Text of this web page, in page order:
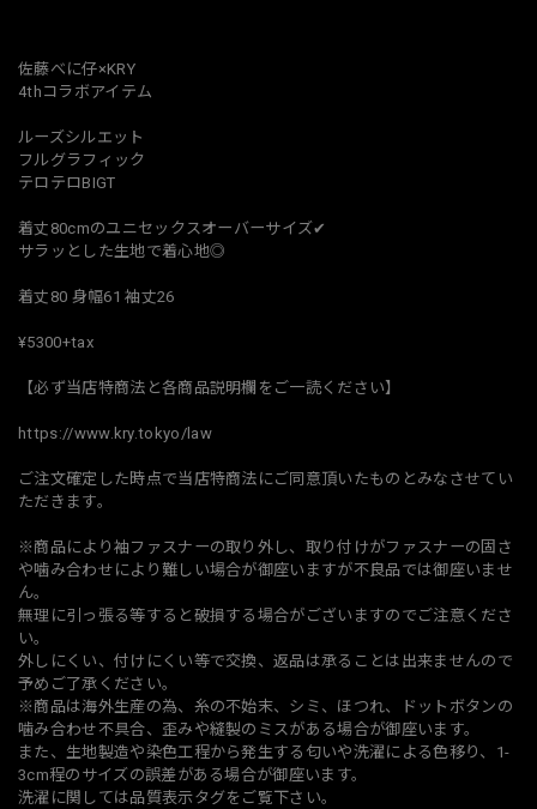
佐藤べに仔×KRY
4thコラボアイテム
ルーズシルエット
フルグラフィック
テロテロBIGT
着丈80cmのユニセックスオーバーサイズ✔︎
サラッとした生地で着心地◎
着丈80 身幅61 袖丈26
¥5300+tax
【必ず当店特商法と各商品説明欄をご一読ください】
https://www.kry.tokyo/law
ご注文確定した時点で当店特商法にご同意頂いたものとみなさせてい
ただきます。
※商品により袖ファスナーの取り外し、取り付けがファスナーの固さ
や噛み合わせにより難しい場合が御座いますが不良品では御座いませ
ん。
無理に引っ張る等すると破損する場合がございますのでご注意くださ
い。
外しにくい、付けにくい等で交換、返品は承ることは出来ませんので
予めご了承ください。
※商品は海外生産の為、糸の不始末、シミ、ほつれ、ドットボタンの
噛み合わせ不具合、歪みや縫製のミスがある場合が御座います。
また、生地製造や染色工程から発生する匂いや洗濯による色移り、1-
3cm程のサイズの誤差がある場合が御座います。
洗濯に関しては品質表示タグをご覧下さい。